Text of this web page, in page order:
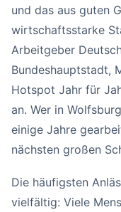
und das aus guten
wirtschaftsstarke
Arbeitgeber
Bundeshauptstadt,
Hotspot Jahr für
an. Wer in
einige Jahre
nächsten großen
Die häufigsten
vielfältig: Viele